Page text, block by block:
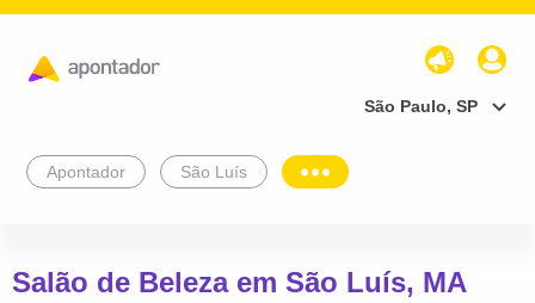
São Paulo, SP
Apontador São Luís
Salão de Beleza em São Luís, MA